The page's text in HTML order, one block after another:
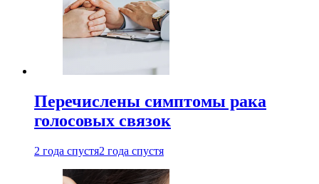
Перечислены симптомы рака
голосовых связок
2 года спустя2 года спустя